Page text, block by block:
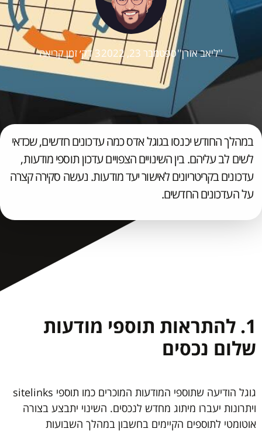
''ליאב אזרן''ספטמבר 23, 2022 3 דק׳ זמן קריאה
במהלך החודש יכנסו בגוגל אדס כמה עדכונים חדשים, שכדאי
לשים לב עליהם. בין השינויים הצפויים עדכון תוספי מודעות,
עדכונים בקריטריונים לאישור יעד מודעות. נעשה סקירה קצרה
על העדכונים החדשים.
1. להתראות תוספי מודעות
שלום נכסים
גוגל הודיעה שתוספי המודעות המוכרים כמו תוספי sitelinks
ויתרונות יעברו מיתוג מחדש לנכסים. השינוי יתבצע בצורה
אוטומטי לתוספים הקיימים בחשבון במהלך השבועות